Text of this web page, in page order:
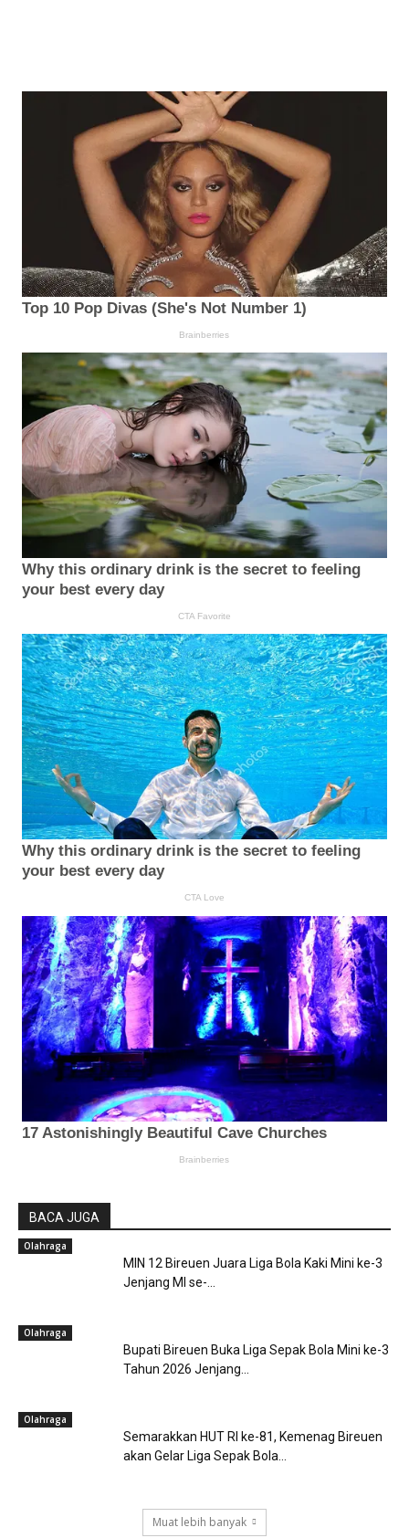
BACA JUGA
Olahraga
MIN 12 Bireuen Juara Liga Bola Kaki Mini ke-3
Jenjang MI se-...
Olahraga
Bupati Bireuen Buka Liga Sepak Bola Mini ke-3
Tahun 2026 Jenjang...
Olahraga
Semarakkan HUT RI ke-81, Kemenag Bireuen
akan Gelar Liga Sepak Bola...
Muat lebih banyak